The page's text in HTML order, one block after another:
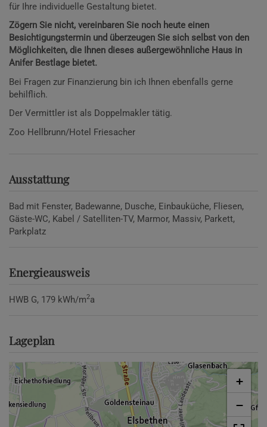
für Ihre individuelle Gestaltung bietet.
Zögern Sie nicht, vereinbaren Sie noch heute einen
Besichtigungstermin und überzeugen Sie sich selbst von den
Möglichkeiten, die Ihnen dieses außergewöhnliche Haus in
Anifer Bestlage bietet.
Bei Fragen zur Finanzierung bin ich Ihnen ebenfalls gerne
behilflich.
Der Vermittler ist als Doppelmakler tätig.
Zoo Hellbrunn/Hotel Friesacher
Ausstattung
Bad mit Fenster Badewanne Dusche Einbauküche Fliesen
Gäste-WC Kabel / Satelliten-TV Marmor Massiv Parkett
Parkplatz
Energieausweis
HWB G, 179 kWh/m2a
Lageplan
+
−